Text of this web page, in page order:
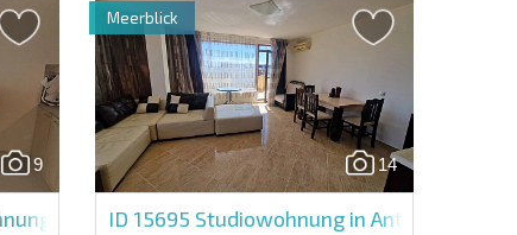
| Durch Anklicken des Buttons stimmen Sie der
Eine Nachricht schicken
9
in Lifestyle 1
14
ID 15695 Studiowohnung in Antonia
Meerblick